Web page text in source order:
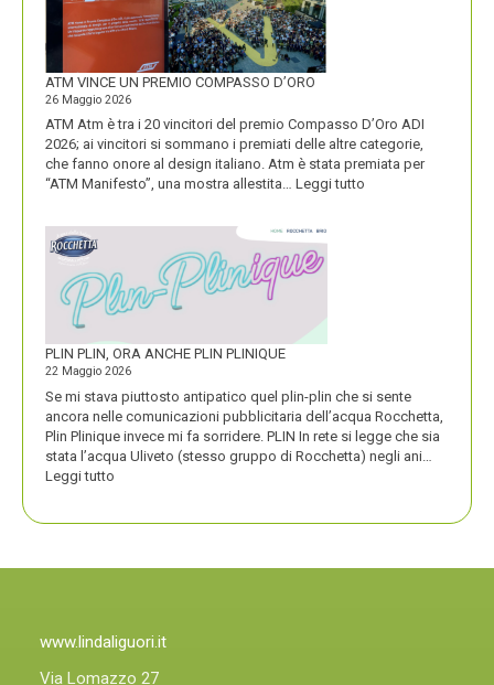
SUA
IDENTITÀ
FORTE
ATM VINCE UN PREMIO COMPASSO D’ORO
26 Maggio 2026
ATM Atm è tra i 20 vincitori del premio Compasso D’Oro ADI
2026; ai vincitori si sommano i premiati delle altre categorie,
che fanno onore al design italiano. Atm è stata premiata per
“ATM Manifesto”, una mostra allestita… Leggi tutto
PLIN PLIN, ORA ANCHE PLIN PLINIQUE
22 Maggio 2026
Se mi stava piuttosto antipatico quel plin-plin che si sente
ancora nelle comunicazioni pubblicitaria dell’acqua Rocchetta,
Plin Plinique invece mi fa sorridere. PLIN In rete si legge che sia
stata l’acqua Uliveto (stesso gruppo di Rocchetta) negli ani…
Leggi tutto
www.lindaliguori.it
Via Lomazzo 27